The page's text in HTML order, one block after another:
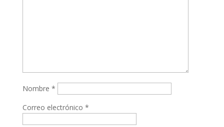
Nombre *
Correo electrónico *